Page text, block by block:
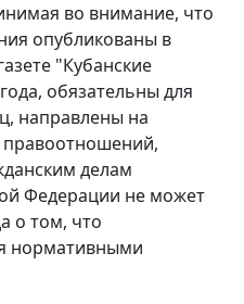
во внимание, что
опубликованы в
"Кубанские
обязательны для
направлены на
делам
Федерации не может
о том, что
нормативными